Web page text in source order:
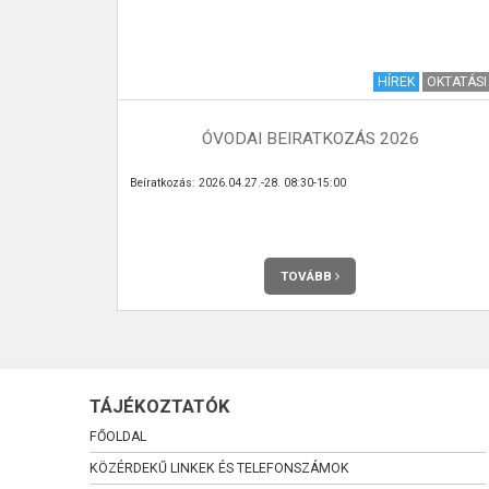
HÍREK OKTATÁSI
ÓVODAI BEIRATKOZÁS 2026
Beíratkozás: 2026.04.27.-28. 08:30-15:00
TOVÁBB
TÁJÉKOZTATÓK
FŐOLDAL
KÖZÉRDEKŰ LINKEK ÉS TELEFONSZÁMOK